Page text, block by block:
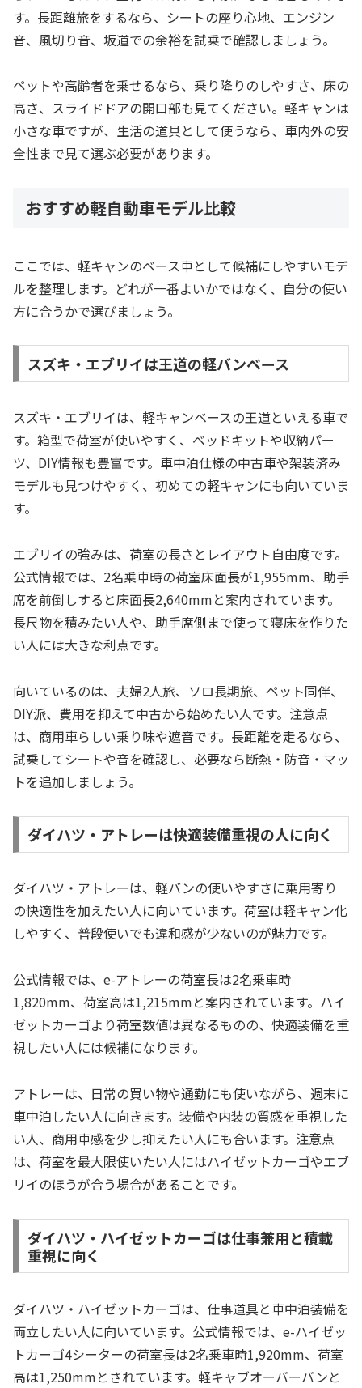
す。長距離旅をするなら、シートの座り心地、エンジン
音、風切り音、坂道での余裕を試乗で確認しましょう。
ペットや高齢者を乗せるなら、乗り降りのしやすさ、床の
高さ、スライドドアの開口部も見てください。軽キャンは
小さな車ですが、生活の道具として使うなら、車内外の安
全性まで見て選ぶ必要があります。
おすすめ軽自動車モデル比較
ここでは、軽キャンのベース車として候補にしやすいモデ
ルを整理します。どれが一番よいかではなく、自分の使い
方に合うかで選びましょう。
スズキ・エブリイは王道の軽バンベース
スズキ・エブリイは、軽キャンベースの王道といえる車で
す。箱型で荷室が使いやすく、ベッドキットや収納パー
ツ、DIY情報も豊富です。車中泊仕様の中古車や架装済み
モデルも見つけやすく、初めての軽キャンにも向いていま
す。
エブリイの強みは、荷室の長さとレイアウト自由度です。
公式情報では、2名乗車時の荷室床面長が1,955mm、助手
席を前倒しすると床面長2,640mmと案内されています。
長尺物を積みたい人や、助手席側まで使って寝床を作りた
い人には大きな利点です。
向いているのは、夫婦2人旅、ソロ長期旅、ペット同伴、
DIY派、費用を抑えて中古から始めたい人です。注意点
は、商用車らしい乗り味や遮音です。長距離を走るなら、
試乗してシートや音を確認し、必要なら断熱・防音・マッ
トを追加しましょう。
ダイハツ・アトレーは快適装備重視の人に向く
ダイハツ・アトレーは、軽バンの使いやすさに乗用寄り
の快適性を加えたい人に向いています。荷室は軽キャン化
しやすく、普段使いでも違和感が少ないのが魅力です。
公式情報では、e-アトレーの荷室長は2名乗車時
1,820mm、荷室高は1,215mmと案内されています。ハイ
ゼットカーゴより荷室数値は異なるものの、快適装備を重
視したい人には候補になります。
アトレーは、日常の買い物や通勤にも使いながら、週末に
車中泊したい人に向きます。装備や内装の質感を重視した
い人、商用車感を少し抑えたい人にも合います。注意点
は、荷室を最大限使いたい人にはハイゼットカーゴやエブ
リイのほうが合う場合があることです。
ダイハツ・ハイゼットカーゴは仕事兼用と積載
重視に向く
ダイハツ・ハイゼットカーゴは、仕事道具と車中泊装備を
両立したい人に向いています。公式情報では、e-ハイゼッ
トカーゴ4シーターの荷室長は2名乗車時1,920mm、荷室
高は1,250mmとされています。軽キャブオーバーバンと